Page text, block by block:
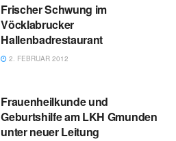
Frischer Schwung im
Vöcklabrucker
Hallenbadrestaurant
2. FEBRUAR 2012
Frauenheilkunde und
Geburtshilfe am LKH Gmunden
unter neuer Leitung